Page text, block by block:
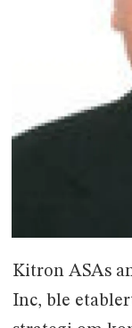
Kitron ASAs
Inc, ble